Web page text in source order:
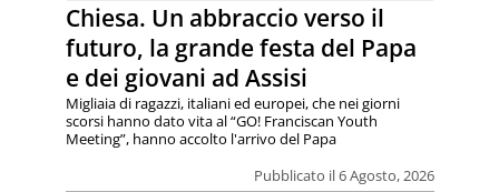
Chiesa. Un abbraccio verso il
futuro, la grande festa del Papa
e dei giovani ad Assisi
Pubblicato il 6 Agosto, 2026
Migliaia di ragazzi, italiani ed europei, che nei giorni
scorsi hanno dato vita al “GO! Franciscan Youth
Meeting”, hanno accolto l'arrivo del Papa